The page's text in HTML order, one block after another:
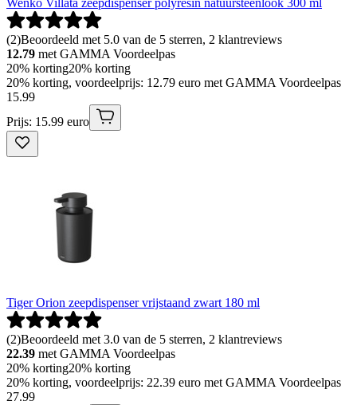
Wenko Villata zeepdispenser polyresin natuursteenlook 300 ml
(2)Beoordeeld met 5.0 van de 5 sterren, 2 klantreviews
12.79 met GAMMA Voordeelpas
20% korting20% korting
20% korting, voordeelprijs: 12.79 euro met GAMMA Voordeelpas
15.99
Prijs: 15.99 euro
Tiger Orion zeepdispenser vrijstaand zwart 180 ml
(2)Beoordeeld met 3.0 van de 5 sterren, 2 klantreviews
22.39 met GAMMA Voordeelpas
20% korting20% korting
20% korting, voordeelprijs: 22.39 euro met GAMMA Voordeelpas
27.99